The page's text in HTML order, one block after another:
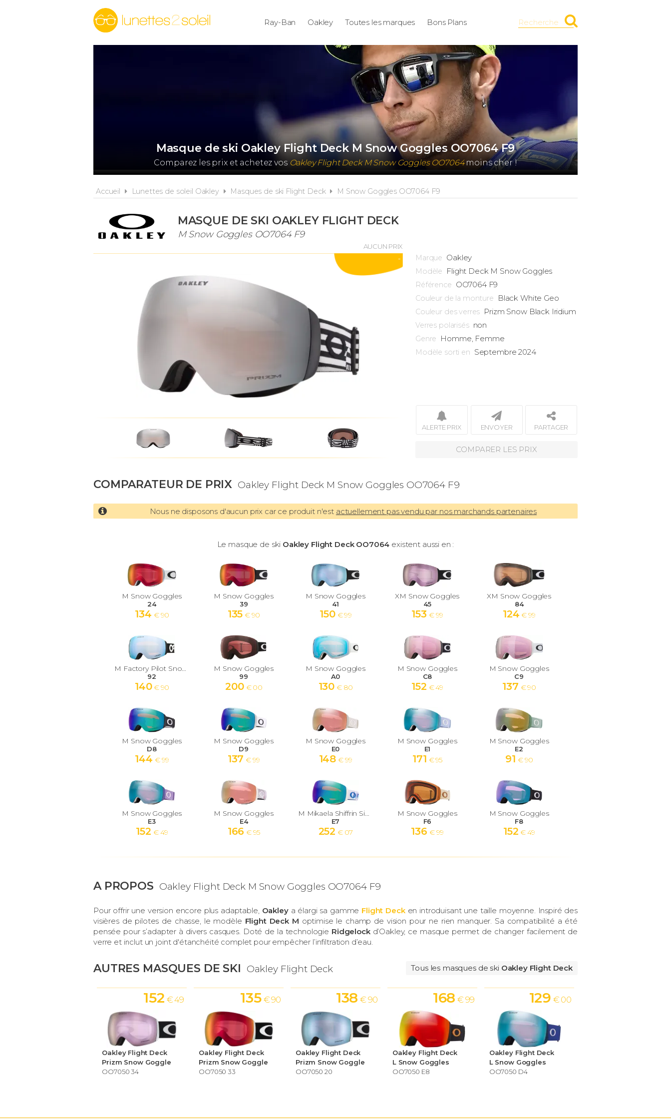
Ray-Ban Oakley Toutes les marques Bons Plans Recherche
Masque de ski Oakley Flight Deck M Snow Goggles OO7064 F9
Comparez les prix et achetez vos Oakley Flight Deck M Snow Goggles OO7064moins cher !
Accueil Lunettes de soleil Oakley Masques de ski Flight Deck M Snow Goggles OO7064 F9
MASQUE DE SKI OAKLEY FLIGHT DECK
M Snow Goggles OO7064 F9
AUCUN PRIX
- Marque Oakley
Modèle Flight DeckM Snow Goggles
Référence OO7064 F9
Couleur de la monture Black White Geo
Couleur des verres Prizm Snow Black Iridium
Verres polarisés non
Genre Homme, Femme
Modèle sorti en Septembre 2024
ALERTE PRIX ENVOYER PARTAGER
COMPARER LES PRIX
COMPARATEUR DE PRIX Oakley Flight Deck M Snow Goggles OO7064 F9
Nous ne disposons d'aucun prix car ce produit n'est actuellement pas vendu par nos marchands partenaires
Le masque de ski Oakley Flight Deck OO7064 existent aussi en :
M Snow Goggles
24
134 € 90
M Snow Goggles
39
135 € 90
M Snow Goggles
41
150 € 99
XM Snow Goggles
45
153 € 99
XM Snow Goggles
84
124 € 99
M Factory Pilot Snow Goggles
92
140 € 90
M Snow Goggles
99
200 € 00
M Snow Goggles
A0
130 € 80
M Snow Goggles
C8
152 € 49
M Snow Goggles
C9
137 € 90
M Snow Goggles
D8
144 € 99
M Snow Goggles
D9
137 € 99
M Snow Goggles
E0
148 € 99
M Snow Goggles
E1
171 € 95
M Snow Goggles
E2
91 € 90
M Snow Goggles
E3
152 € 49
M Snow Goggles
E4
166 € 95
M Mikaela Shiffrin Signature Series Snow Goggles
E7
252 € 07
M Snow Goggles
F6
136 € 99
M Snow Goggles
F8
152 € 49
A PROPOS Oakley Flight Deck M Snow Goggles OO7064 F9
Pour offrir une version encore plus adaptable, Oakleya élargi sa gamme Flight Decken introduisant une taille moyenne. Inspiré des
visières de pilotes de chasse, le modèle Flight Deck M optimise le champ de vision pour ne rien manquer. Sa compatibilité a été
pensée pour s’adapter à divers casques. Doté de la technologie Ridgelockd’Oakley, ce masque permet de changer facilement de
verre et inclut un joint d'étanchéité complet pour empêcher l’infiltration d’eau.
AUTRES MASQUES DE SKI Oakley Flight Deck Tous les masques de ski Oakley Flight Deck
Oakley Flight Deck
Prizm Snow Goggle
OO7050 34
152 € 49
Oakley Flight Deck
Prizm Snow Goggle
OO7050 33
135 € 90
Oakley Flight Deck
Prizm Snow Goggle
OO7050 20
138 € 90
Oakley Flight Deck
L Snow Goggles
OO7050 E8
168 € 99
Oakley Flight Deck
L Snow Goggles
OO7050 D4
129 € 00